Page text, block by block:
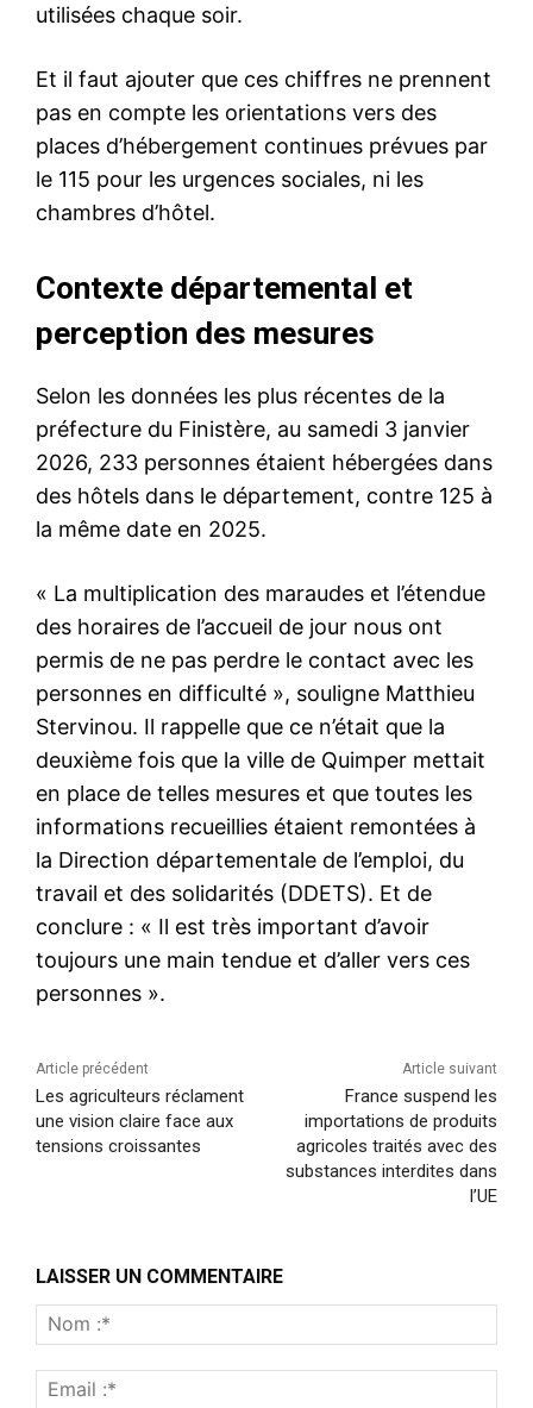
utilisées chaque soir.
Et il faut ajouter que ces chiffres ne prennent
pas en compte les orientations vers des
places d’hébergement continues prévues par
le 115 pour les urgences sociales, ni les
chambres d’hôtel.
Contexte départemental et
perception des mesures
Selon les données les plus récentes de la
préfecture du Finistère, au samedi 3 janvier
2026, 233 personnes étaient hébergées dans
des hôtels dans le département, contre 125 à
la même date en 2025.
« La multiplication des maraudes et l’étendue
des horaires de l’accueil de jour nous ont
permis de ne pas perdre le contact avec les
personnes en difficulté », souligne Matthieu
Stervinou. Il rappelle que ce n’était que la
deuxième fois que la ville de Quimper mettait
en place de telles mesures et que toutes les
informations recueillies étaient remontées à
la Direction départementale de l’emploi, du
travail et des solidarités (DDETS). Et de
conclure : « Il est très important d’avoir
toujours une main tendue et d’aller vers ces
personnes ».
Article précédent
Les agriculteurs réclament
une vision claire face aux
tensions croissantes
Article suivant
France suspend les
importations de produits
agricoles traités avec des
substances interdites dans
l’UE
LAISSER UN COMMENTAIRE
:*